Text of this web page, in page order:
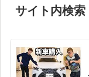
サイト内検索